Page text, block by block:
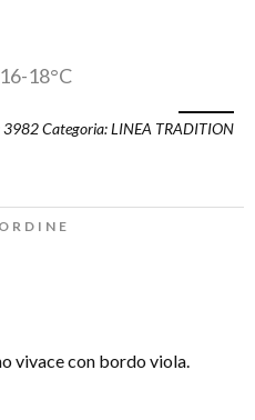
18°C
3982Categoria:LINEA TRADITION
vivace con bordo viola.